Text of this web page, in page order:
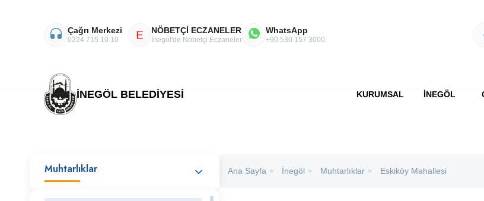
Çağrı Merkezi
0224 715 10 10 E NÖBETÇİ ECZANELER
İnegöl'de Nöbetçi Eczaneler
WhatsApp
+90 530 157 3000
İNEGÖL BELEDİYESİ KURUMSAL İNEGÖL
Muhtarlıklar Ana Sayfa > İnegöl > Muhtarlıklar > Eskiköy Mahallesi